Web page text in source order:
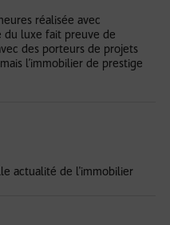
réalisée avec
du luxe fait preuve de
des porteurs de projets
l’immobilier de prestige
actualité de l'immobilier